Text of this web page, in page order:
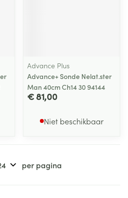
Advance Plus
Advance+ Sonde Nelat.ster
Man 40cm Ch14 30 94144
€ 81,00
Niet beschikbaar
per pagina